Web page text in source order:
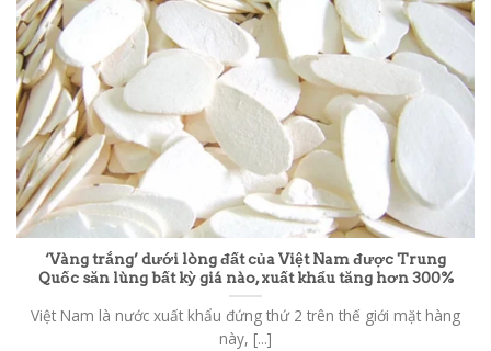
‘Vàng trắng’ dưới lòng đất của Việt Nam được Trung
Quốc săn lùng bất kỳ giá nào, xuất khẩu tăng hơn 300%
Việt Nam là nước xuất khẩu đứng thứ 2 trên thế giới mặt hàng
này, [...]